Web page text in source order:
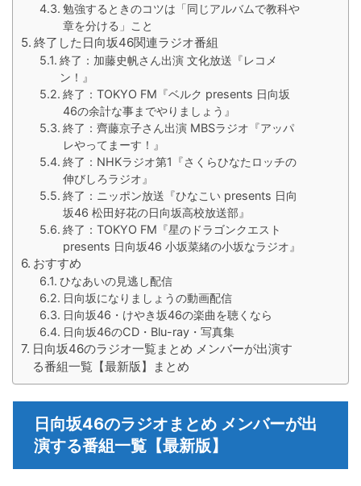
勉強するときのコツは「同じアルバムで教科や
章を分ける」こと
終了した日向坂46関連ラジオ番組
終了：加藤史帆さん出演 文化放送『レコメ
ン！』
終了：TOKYO FM『ベルク presents 日向坂
46の余計な事までやりましょう』
終了：齊藤京子さん出演 MBSラジオ『アッパ
レやってまーす！』
終了：NHKラジオ第1『さくらひなたロッチの
伸びしろラジオ』
終了：ニッポン放送『ひなこい presents 日向
坂46 松田好花の日向坂高校放送部』
終了：TOKYO FM『星のドラゴンクエスト
presents 日向坂46 小坂菜緒の小坂なラジオ』
おすすめ
ひなあいの見逃し配信
日向坂になりましょうの動画配信
日向坂46・けやき坂46の楽曲を聴くなら
日向坂46のCD・Blu-ray・写真集
日向坂46のラジオ一覧まとめ メンバーが出演す
る番組一覧【最新版】まとめ
日向坂46のラジオまとめ メンバーが出
演する番組一覧【最新版】